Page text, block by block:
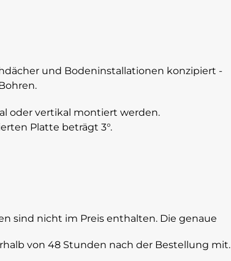
und Bodeninstallationen konzipiert -
oder vertikal montiert werden.
Platte beträgt 3°.
sind nicht im Preis enthalten. Die genaue
von 48 Stunden nach der Bestellung mit.